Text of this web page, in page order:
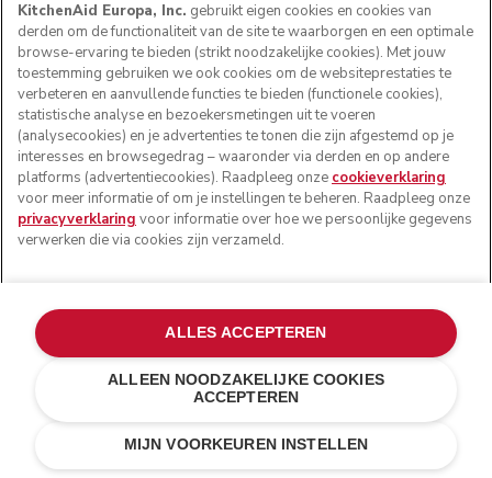
Tingrijs
KitchenAid Europa, Inc. gebruikt eigen cookies en cookies van
derden om de functionaliteit van de site te waarborgen en een optimale
browse-ervaring te bieden (strikt noodzakelijke cookies). Met jouw
toestemming gebruiken we ook cookies om de websiteprestaties te
verbeteren en aanvullende functies te bieden (functionele cookies),
statistische analyse en bezoekersmetingen uit te voeren
(analysecookies) en je advertenties te tonen die zijn afgestemd op je
interesses en browsegedrag – waaronder via derden en op andere
platforms (advertentiecookies). Raadpleeg onze cookieverklaring
voor meer informatie of om je instellingen te beheren. Raadpleeg onze
privacyverklaring voor informatie over hoe we persoonlijke gegevens
verwerken die via cookies zijn verzameld.
MIJN VOORKEUREN INSTELLEN
ALLEEN NOODZAKELIJKE COOKIES
ACCEPTEREN
ALLES ACCEPTEREN